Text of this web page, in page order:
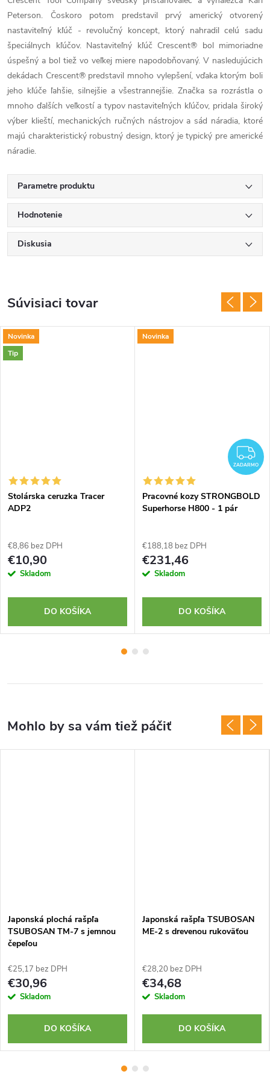
Peterson. Čoskoro potom predstavil prvý americký otvorený
nastaviteľný kľúč - revolučný koncept, ktorý nahradil celú sadu
špeciálnych kľúčov. Nastaviteľný kľúč Crescent® bol mimoriadne
úspešný a bol tiež vo veľkej miere napodobňovaný. V nasledujúcich
dekádach Crescent® predstavil mnoho vylepšení, vďaka ktorým boli
jeho kľúče ľahšie, silnejšie a všestrannejšie. Značka sa rozrástla o
mnoho ďalších veľkostí a typov nastaviteľných kľúčov, pridala široký
výber klieští, mechanických ručných nástrojov a sád náradia, ktoré
majú charakteristický robustný design, ktorý je typický pre americké
náradie.
Parametre produktu
Hodnotenie
Diskusia
Súvisiaci tovar
Novinka
Tip
Stolárska ceruzka Tracer
ADP2
€8,86 bez DPH
€10,90
Skladom
DO KOŠÍKA
Novinka
ZADARMO
Pracovné kozy STRONGBOLD
Superhorse H800 - 1 pár
€188,18 bez DPH
€231,46
Skladom
DO KOŠÍKA
Japonská plochá rašpľa
TSUBOSAN TM-7 s jemnou
čepeľou
€25,17 bez DPH
€30,96
Skladom
DO KOŠÍKA
Japonská rašpľa TSUBOSAN
ME-2 s drevenou rukoväťou
€28,20 bez DPH
€34,68
Skladom
DO KOŠÍKA